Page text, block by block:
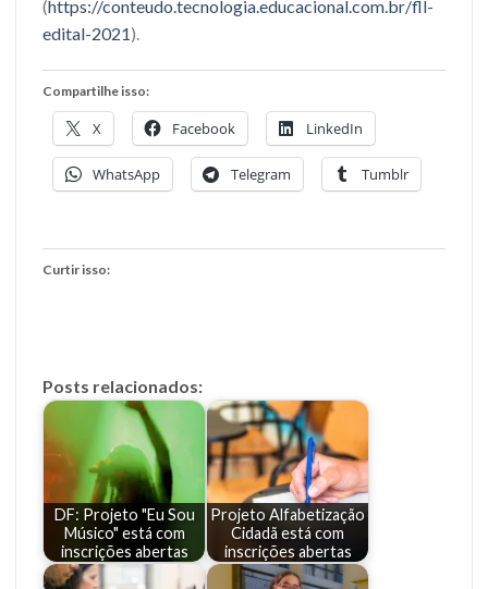
(https://conteudo.tecnologia.educacional.com.br/fll-
edital-2021).
Compartilhe isso:
X Facebook LinkedIn
WhatsApp Telegram Tumblr
Curtir isso:
Posts relacionados:
DF: Projeto "Eu Sou
Músico" está com
inscrições abertas
Projeto Alfabetização
Cidadã está com
inscrições abertas